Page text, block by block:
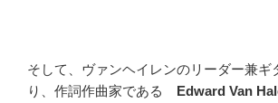
そして、ヴァンヘイレンのリーダー兼ギ
り、作詞作曲家である Edward Van